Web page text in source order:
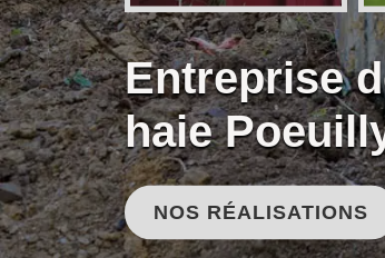
Entreprise
haie
NOS RÉALISATIONS